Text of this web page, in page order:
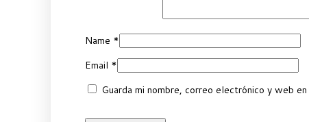
Name *
Email *
Guarda mi nombre, correo electrónico y web